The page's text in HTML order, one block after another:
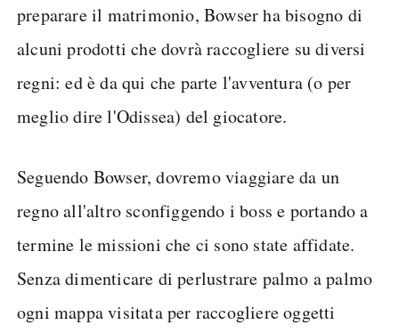
preparare il matrimonio, Bowser ha bisogno di
alcuni prodotti che dovrà raccogliere su diversi
regni: ed è da qui che parte l'avventura (o per
meglio dire l'Odissea) del giocatore.
Seguendo Bowser, dovremo viaggiare da un
regno all'altro sconfiggendo i boss e portando a
termine le missioni che ci sono state affidate.
Senza dimenticare di perlustrare palmo a palmo
ogni mappa visitata per raccogliere oggetti